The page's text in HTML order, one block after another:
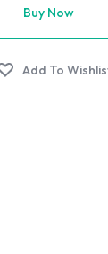
Buy Now